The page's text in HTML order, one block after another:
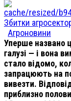
Збитки
Агроновини
Уперше названо
галузі — і вона
стало відомо,
запрацюють на
вивезти.
приблизно